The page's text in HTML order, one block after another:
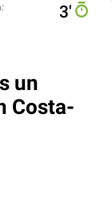
3′
un
Costa-